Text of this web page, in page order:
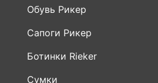
Ботинки Rieker
Сумки